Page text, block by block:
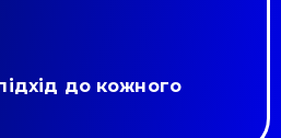
до кожного
дуже швидко